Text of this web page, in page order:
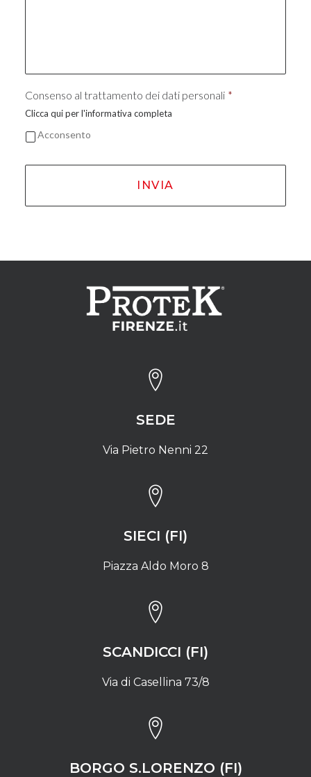
Consenso al trattamento dei dati personali *
Clicca qui per l'informativa completa
Acconsento
SEDE
Via Pietro Nenni 22
SIECI (FI)
Piazza Aldo Moro 8
SCANDICCI (FI)
Via di Casellina 73/8
BORGO S.LORENZO (FI)